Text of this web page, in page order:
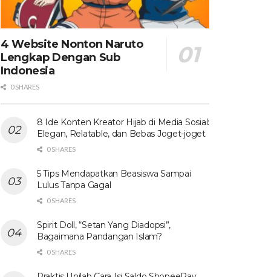
4 Website Nonton Naruto
Lengkap Dengan Sub
Indonesia
0 SHARES
8 Ide Konten Kreator Hijab di Media Sosial:
Elegan, Relatable, dan Bebas Joget-joget
0 SHARES
5 Tips Mendapatkan Beasiswa Sampai
Lulus Tanpa Gagal
0 SHARES
Spirit Doll, “Setan Yang Diadopsi”,
Bagaimana Pandangan Islam?
0 SHARES